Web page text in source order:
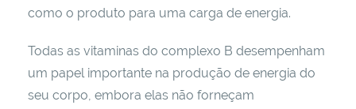
como o produto para uma carga de energia.
Todas as vitaminas do complexo B desempenham
um papel importante na produção de energia do
seu corpo, embora elas não forneçam